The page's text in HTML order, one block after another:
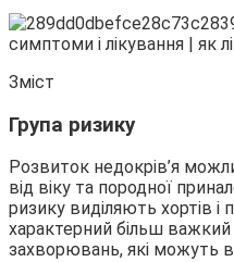
Зміст
Група ризику
Розвиток недокрів’я
від віку та породної
ризику виділяють хортів і
характерний більш важкий
захворювань, які можуть